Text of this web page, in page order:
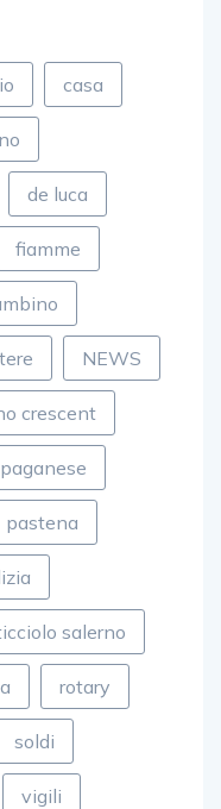
casa
de luca
fiamme
NEWS
crescent
paganese
pastena
salerno
rotary
soldi
vigili